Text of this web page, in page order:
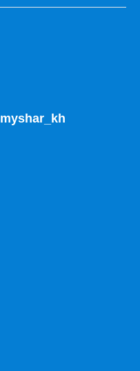
myshar_kh